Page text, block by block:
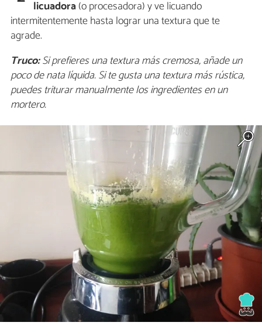
licuadora(o procesadora) y ve licuando
intermitentemente hasta lograr una textura que te
agrade.
Truco:Si prefieres una textura más cremosa, añade un
poco de nata líquida. Si te gusta una textura más rústica,
puedes triturar manualmente los ingredientes en un
mortero.